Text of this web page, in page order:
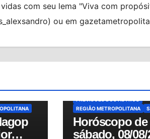
com seu lema "Viva com
ou em
NOTÍCIAS
ALMANAQUE BRASIL
OSASCO
PREVISÕES
REGIÃO METROPOLITANA
Horóscopo de
sábado, 08/08/